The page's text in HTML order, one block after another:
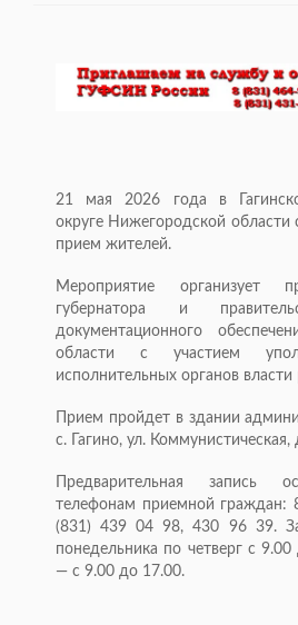
21 мая 2026 года в
округе Нижегородской области
прием жителей.
Мероприятие организует
губернатора и
документационного
области с участием
исполнительных органов власти
Прием пройдет в здании
с. Гагино, ул. Коммунистическая,
Предварительная запись
телефонам приемной граждан:
(831) 439 04 98, 430 96 39.
понедельника по четверг с
— с 9.00 до 17.00.